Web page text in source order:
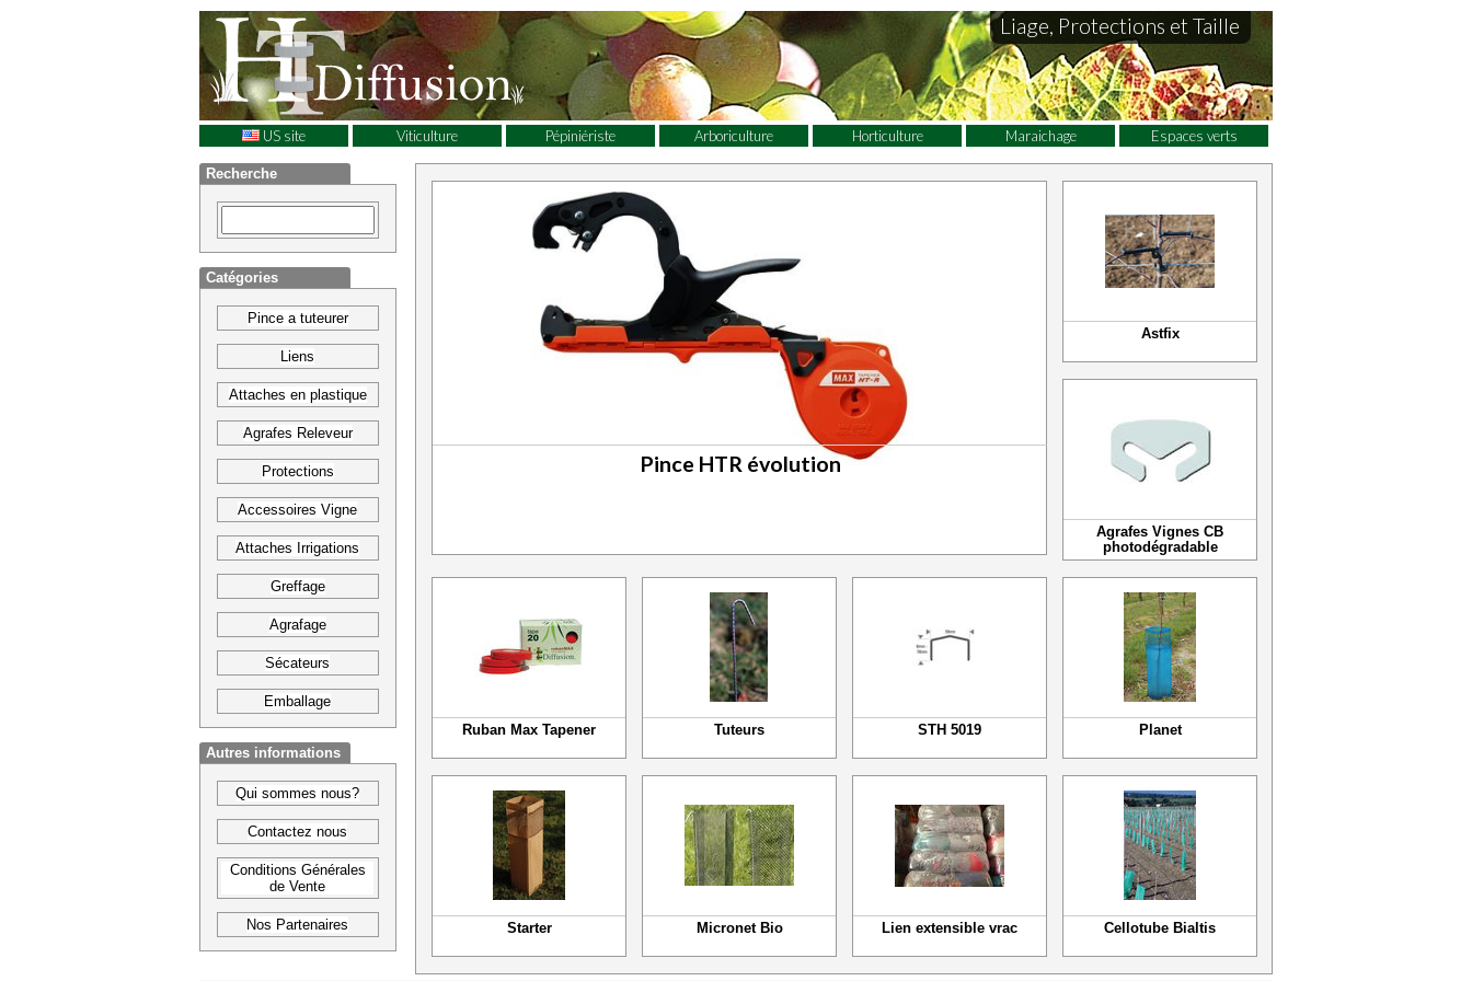
Liage, Protections et Taille
US site Viticulture Pépiniériste Arboriculture Horticulture Maraichage Espaces verts
Recherche
Catégories
Pince a tuteurer
Liens
Attaches en plastique
Agrafes Releveur
Protections
Accessoires Vigne
Attaches Irrigations
Greffage
Agrafage
Sécateurs
Emballage
Autres informations
Qui sommes nous?
Contactez nous
Conditions Générales
de Vente
Nos Partenaires
Pince HTR évolution
Astfix
Agrafes Vignes CB
photodégradable
Ruban Max Tapener Tuteurs STH 5019 Planet
Starter Micronet Bio Lien extensible vrac Cellotube Bialtis